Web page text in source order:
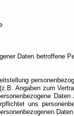
Daten betroffene
Angaben zum
uns